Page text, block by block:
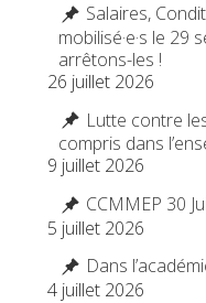
Salaires,
mobilisé·e·s le 29
arrêtons-les !
26 juillet 2026
Lutte contre
compris dans
9 juillet 2026
CCMMEP 30
5 juillet 2026
Dans
4 juillet 2026